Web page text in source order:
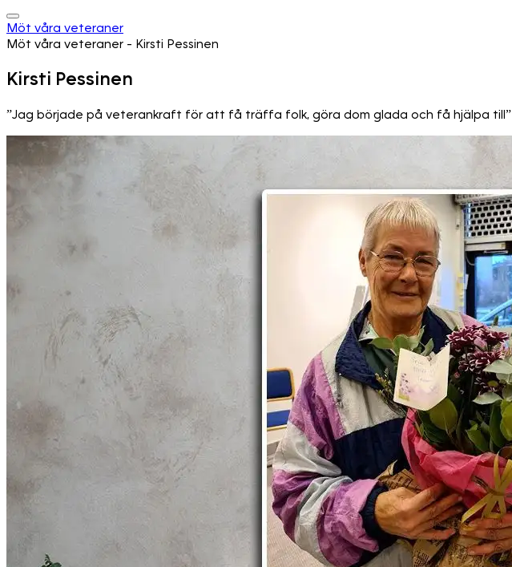
Möt våra veteraner
Möt våra veteraner - Kirsti Pessinen
Kirsti Pessinen
”Jag började på veterankraft för att få träffa folk, göra dom glada och få hjälpa till”